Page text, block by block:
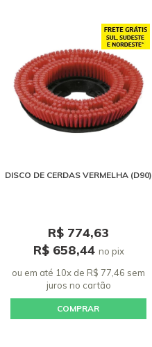
DISCO DE CERDAS VERMELHA (D90)
R$ 774,63
R$ 658,44 no pix
ou em até 10x de R$ 77,46 sem
juros no cartão
COMPRAR